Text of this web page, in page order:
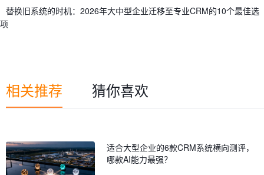
替换旧系统的时机：2026年大中型企业迁移至专业CRM的10个最佳选
项
相关推荐 猜你喜欢
适合大型企业的6款CRM系统横向测评，
哪款AI能力最强？